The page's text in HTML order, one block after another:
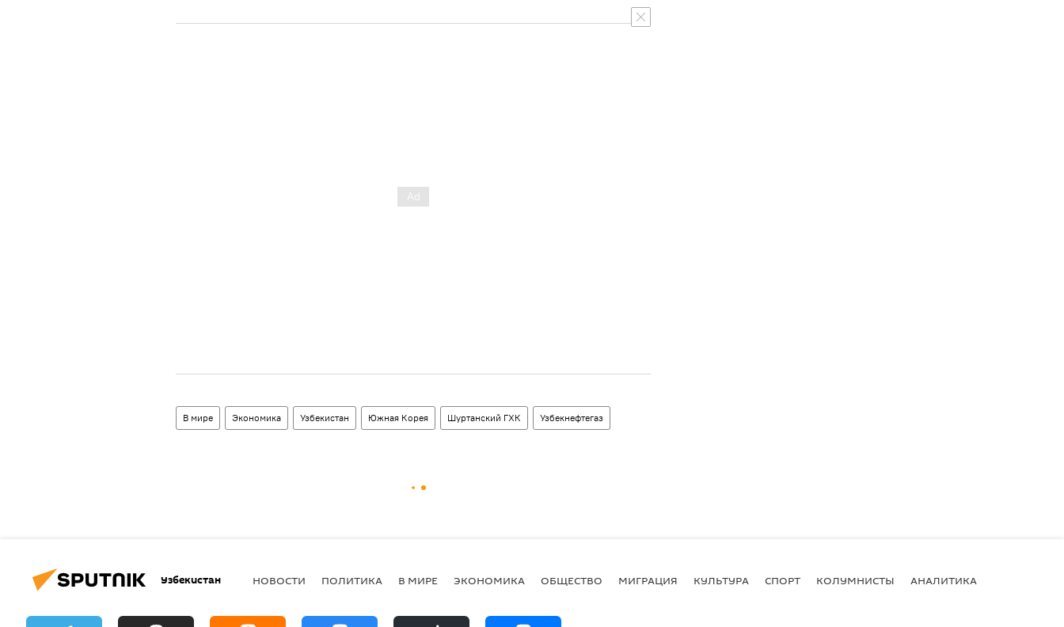
В мире Экономика Узбекистан Южная Корея Шуртанский ГХК Узбекнефтегаз
Узбекистан НОВОСТИ ПОЛИТИКА В МИРЕ ЭКОНОМИКА ОБЩЕСТВО МИГРАЦИЯ КУЛЬТУРА СПОРТ КОЛУМНИСТЫ АНАЛИТИКА